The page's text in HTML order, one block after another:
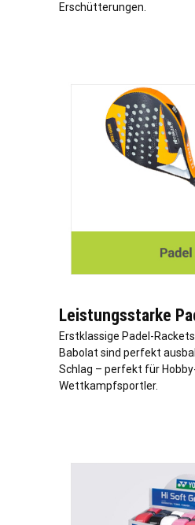
Erschütterungen.
Leistungsstarke
Erstklassige Padel-
Babolat sind perfekt
Schlag – perfekt für
Wettkampfsportler.